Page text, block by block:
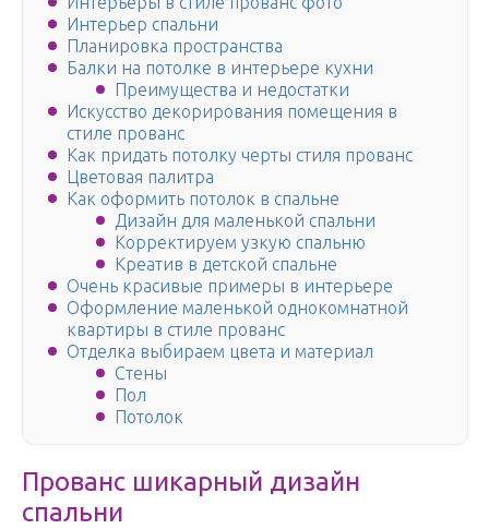
Интерьер спальни
Планировка пространства
Балки на потолке в интерьере кухни
Преимущества и недостатки
Искусство декорирования помещения в
стиле прованс
Как придать потолку черты стиля прованс
Цветовая палитра
Как оформить потолок в спальне
Дизайн для маленькой спальни
Корректируем узкую спальню
Креатив в детской спальне
Очень красивые примеры в интерьере
Оформление маленькой однокомнатной
квартиры в стиле прованс
Отделка выбираем цвета и материал
Стены
Пол
Потолок
Прованс шикарный дизайн
спальни